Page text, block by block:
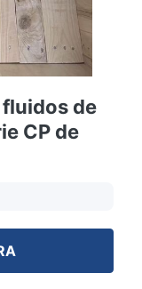
de
CP de